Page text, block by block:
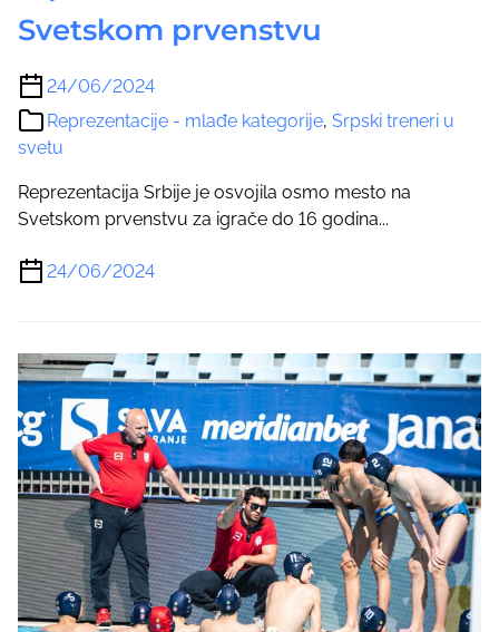
Svetskom prvenstvu
24/06/2024
Reprezentacije - mlađe kategorije, Srpski treneri u
svetu
Reprezentacija Srbije je osvojila osmo mesto na
Svetskom prvenstvu za igrače do 16 godina...
24/06/2024